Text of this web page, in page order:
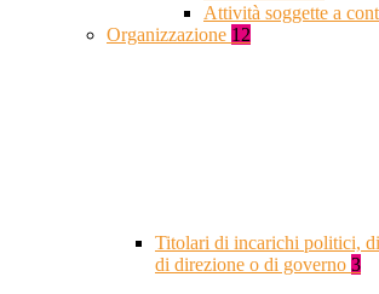
Attività soggette a
Organizzazione 12
Titolari di incarichi politici,
di direzione o di governo 3